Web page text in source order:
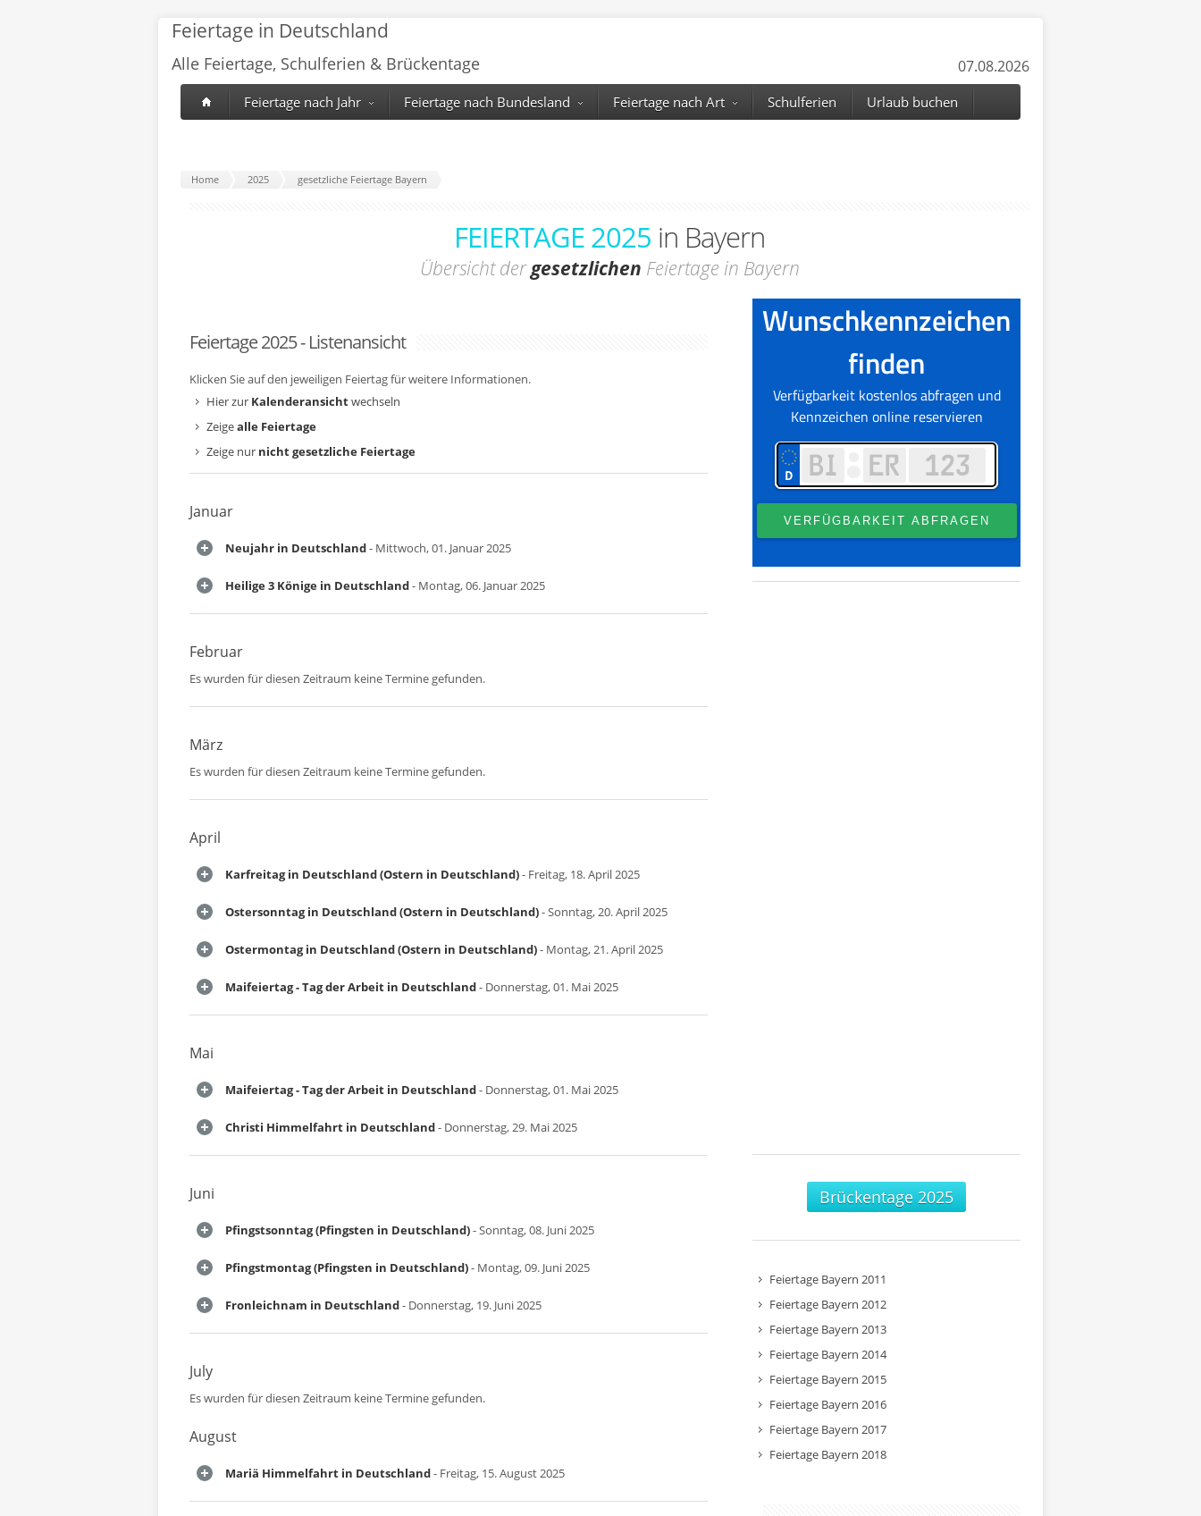
Feiertage in Deutschland
Alle Feiertage, Schulferien & Brückentage 07.08.2026
Feiertage nach Jahr Feiertage nach Bundesland Feiertage nach Art Schulferien Urlaub buchen
Home 2025 gesetzliche Feiertage Bayern
FEIERTAGE 2025 in Bayern
Übersicht dergesetzlichen Feiertage in Bayern
Feiertage 2025 - Listenansicht
Klicken Sie auf den jeweiligen Feiertag für weitere Informationen.
Hier zur Kalenderansichtwechseln
Zeigealle Feiertage
Zeige nur nicht gesetzliche Feiertage
Januar
Neujahr in Deutschland- Mittwoch, 01. Januar 2025
Heilige 3 Könige in Deutschland- Montag, 06. Januar 2025
Februar
Es wurden für diesen Zeitraum keine Termine gefunden.
März
Es wurden für diesen Zeitraum keine Termine gefunden.
April
Karfreitag in Deutschland (Ostern in Deutschland)- Freitag, 18. April 2025
Ostersonntag in Deutschland (Ostern in Deutschland)- Sonntag, 20. April 2025
Ostermontag in Deutschland (Ostern in Deutschland)- Montag, 21. April 2025
Maifeiertag - Tag der Arbeit in Deutschland- Donnerstag, 01. Mai 2025
Mai
Maifeiertag - Tag der Arbeit in Deutschland- Donnerstag, 01. Mai 2025
Christi Himmelfahrt in Deutschland- Donnerstag, 29. Mai 2025
Juni
Pfingstsonntag (Pfingsten in Deutschland)- Sonntag, 08. Juni 2025
Pfingstmontag (Pfingsten in Deutschland)- Montag, 09. Juni 2025
Fronleichnam in Deutschland- Donnerstag, 19. Juni 2025
July
Es wurden für diesen Zeitraum keine Termine gefunden.
August
Mariä Himmelfahrt in Deutschland- Freitag, 15. August 2025
Brückentage 2025
Feiertage Bayern 2011
Feiertage Bayern 2012
Feiertage Bayern 2013
Feiertage Bayern 2014
Feiertage Bayern 2015
Feiertage Bayern 2016
Feiertage Bayern 2017
Feiertage Bayern 2018